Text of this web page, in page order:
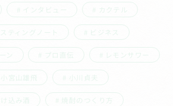
インタビュー カクテル
スティングノート ビジネス
ン プロ直伝 レモンサワー
小宮山雄飛 小川貞夫
け込み酒 焼酎のつくり方